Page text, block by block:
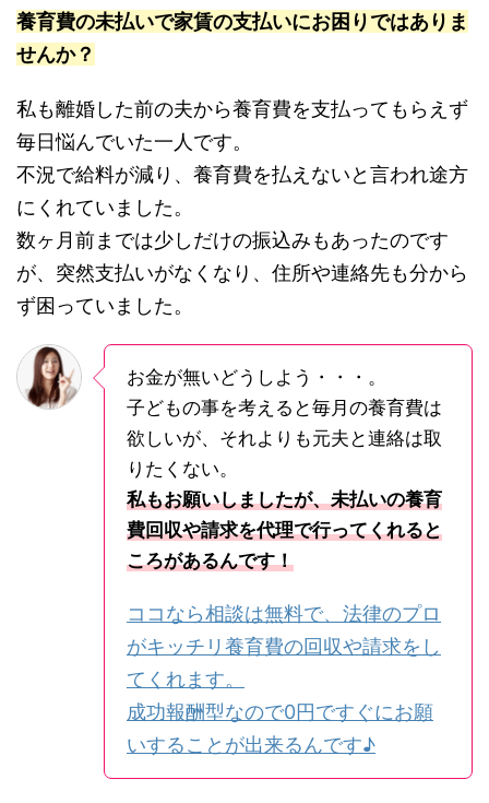
養育費の未払いで家賃の支払いにお困りではありま
せんか？
私も離婚した前の夫から養育費を支払ってもらえず
毎日悩んでいた一人です。
不況で給料が減り、養育費を払えないと言われ途方
にくれていました。
数ヶ月前までは少しだけの振込みもあったのです
が、突然支払いがなくなり、住所や連絡先も分から
ず困っていました。
お金が無いどうしよう・・・。
子どもの事を考えると毎月の養育費は
欲しいが、それよりも元夫と連絡は取
りたくない。
私もお願いしましたが、未払いの養育
費回収や請求を代理で行ってくれると
ころがあるんです！
ココなら相談は無料で、法律のプロ
がキッチリ養育費の回収や請求をし
てくれます。
成功報酬型なので0円ですぐにお願
いすることが出来るんです♪